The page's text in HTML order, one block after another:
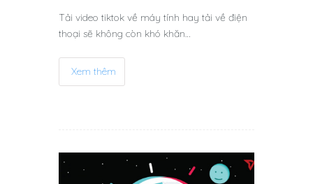
Tải video tiktok về máy tính hay tải về điện
thoại sẽ không còn khó khăn…
Xem thêm